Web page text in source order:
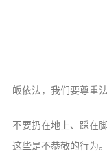
皈依法，我们要尊重
不要扔在地上、踩在
这些是不恭敬的行为